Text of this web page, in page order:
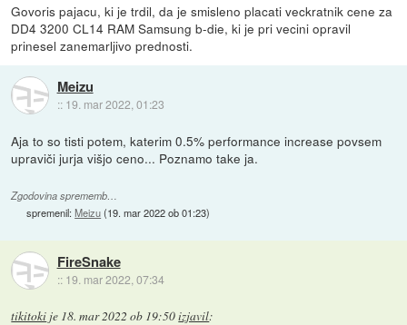
Govoris pajacu, ki je trdil, da je smisleno placati veckratnik cene za
DD4 3200 CL14 RAM Samsung b-die, ki je pri vecini opravil
prinesel zanemarljivo prednosti.
Meizu
:: 19. mar 2022, 01:23
Aja to so tisti potem, katerim 0.5% performance increase povsem
upraviči jurja višjo ceno... Poznamo take ja.
Zgodovina sprememb…
spremenil:Meizu(19. mar 2022 ob 01:23)
FireSnake
:: 19. mar 2022, 07:34
tikitoki je 18. mar 2022 ob 19:50izjavil: